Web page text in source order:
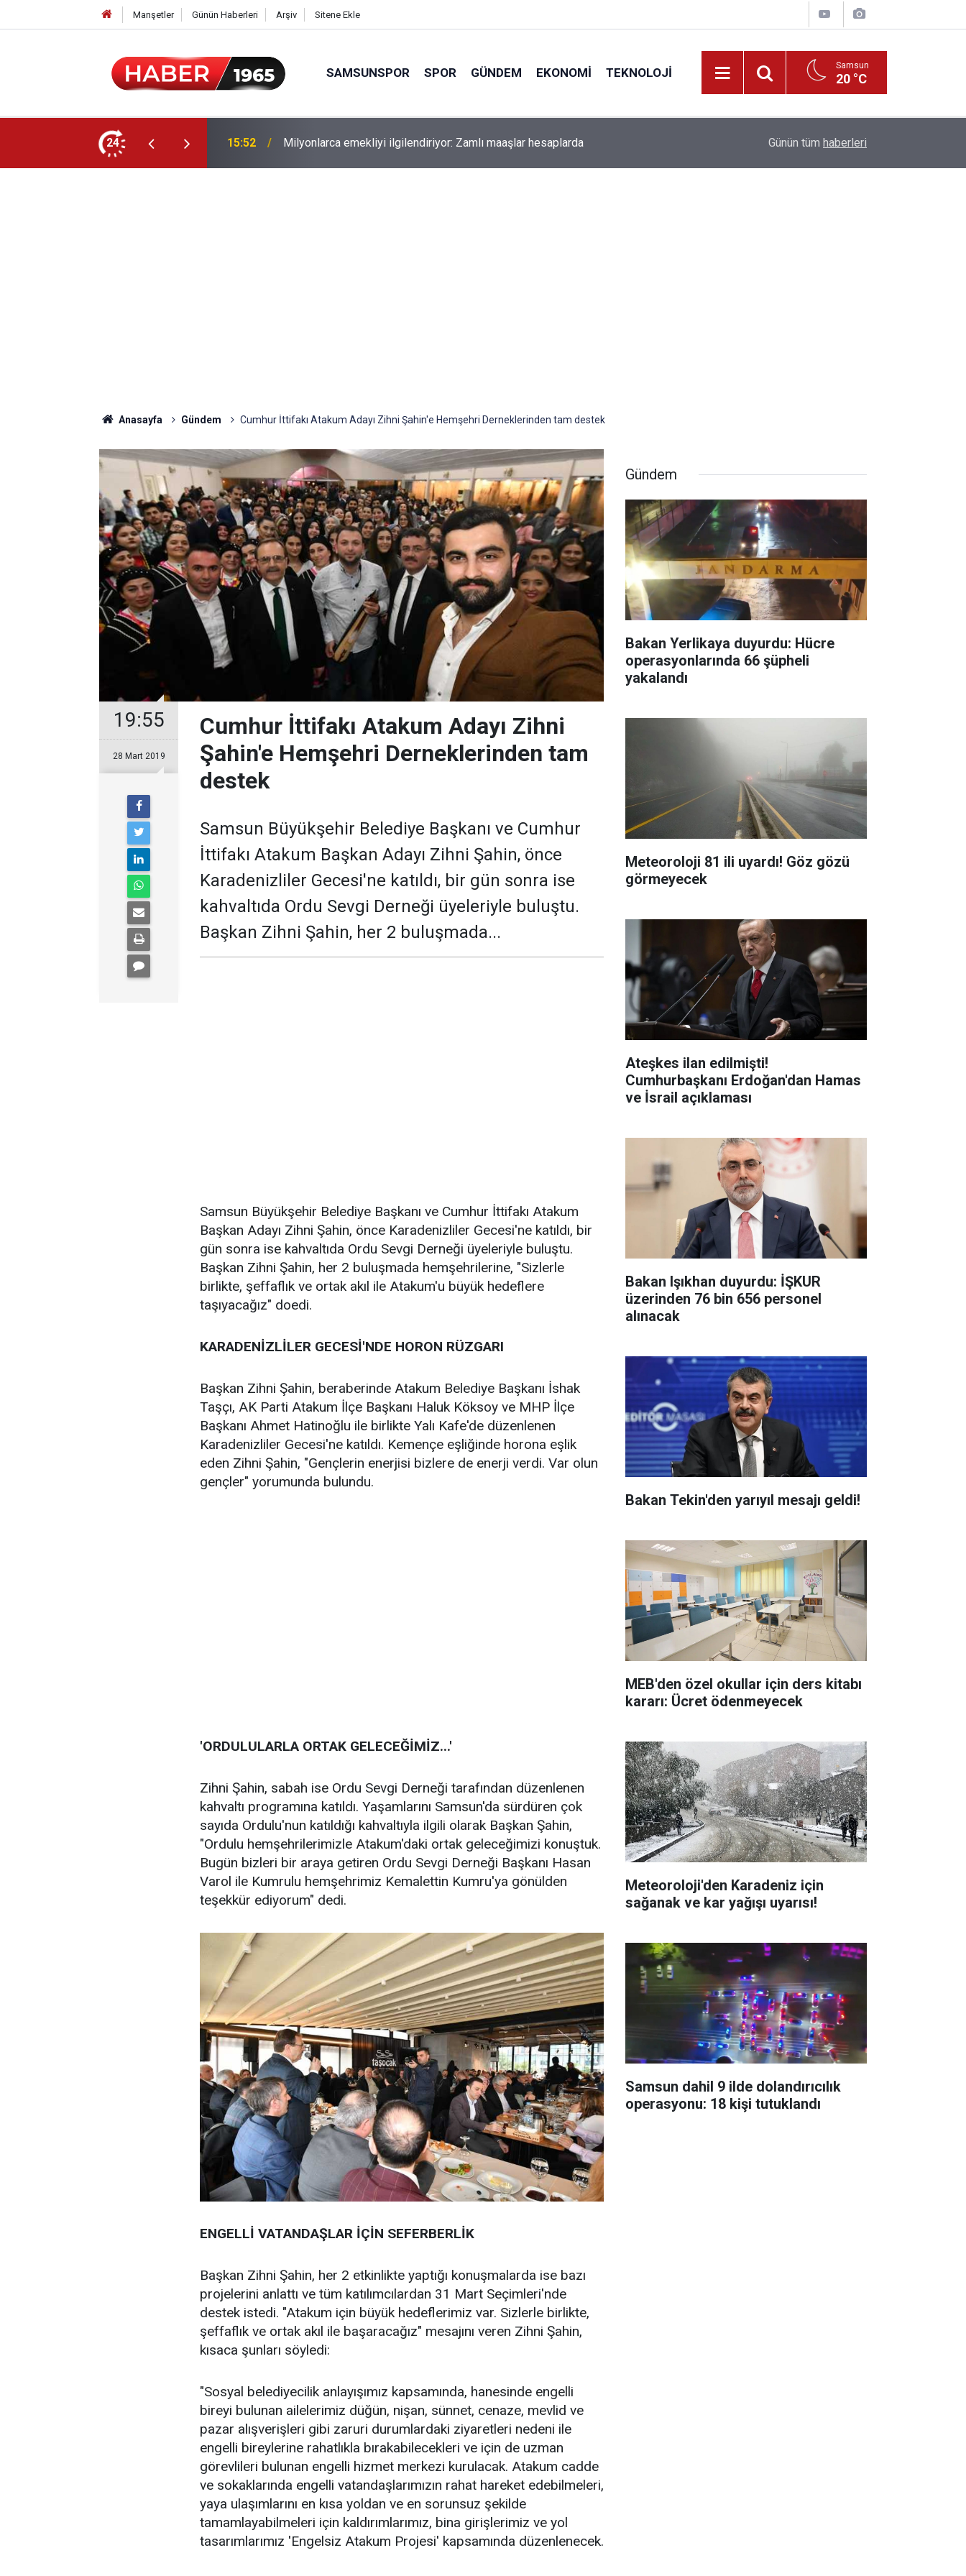
Manşetler Günün Haberleri Arşiv Sitene Ekle
SAMSUNSPOR SPOR GÜNDEM EKONOMI TEKNOLOJI Samsun
20 °C
24 15:52 Milyonlarca emekliyi ilgilendiriyor: Zamlı maaşlar hesaplarda Fahiş fiyatlar nedeniyle işletmelere 101 milyon
Günün tüm haberleri
Anasayfa Gündem Cumhur İttifakı Atakum Adayı Zihni Şahin'e Hemşehri Derneklerinden tam destek
19:55
28 Mart 2019
Cumhur İttifakı Atakum Adayı Zihni
Şahin'e Hemşehri Derneklerinden tam
destek
Samsun Büyükşehir Belediye Başkanı ve Cumhur
İttifakı Atakum Başkan Adayı Zihni Şahin, önce
Karadenizliler Gecesi'ne katıldı, bir gün sonra ise
kahvaltıda Ordu Sevgi Derneği üyeleriyle buluştu.
Başkan Zihni Şahin, her 2 buluşmada...
Samsun Büyükşehir Belediye Başkanı ve Cumhur İttifakı Atakum
Başkan Adayı Zihni Şahin, önce Karadenizliler Gecesi'ne katıldı, bir
gün sonra ise kahvaltıda Ordu Sevgi Derneği üyeleriyle buluştu.
Başkan Zihni Şahin, her 2 buluşmada hemşehrilerine, "Sizlerle
birlikte, şeffaflık ve ortak akıl ile Atakum'u büyük hedeflere
taşıyacağız" doedi.
KARADENİZLİLER GECESİ'NDE HORON RÜZGARI
Başkan Zihni Şahin, beraberinde Atakum Belediye Başkanı İshak
Taşçı, AK Parti Atakum İlçe Başkanı Haluk Köksoy ve MHP İlçe
Başkanı Ahmet Hatinoğlu ile birlikte Yalı Kafe'de düzenlenen
Karadenizliler Gecesi'ne katıldı. Kemençe eşliğinde horona eşlik
eden Zihni Şahin, "Gençlerin enerjisi bizlere de enerji verdi. Var olun
gençler" yorumunda bulundu.
'ORDULULARLA ORTAK GELECEĞİMİZ...'
Zihni Şahin, sabah ise Ordu Sevgi Derneği tarafından düzenlenen
kahvaltı programına katıldı. Yaşamlarını Samsun'da sürdüren çok
sayıda Ordulu'nun katıldığı kahvaltıyla ilgili olarak Başkan Şahin,
"Ordulu hemşehrilerimizle Atakum'daki ortak geleceğimizi konuştuk.
Bugün bizleri bir araya getiren Ordu Sevgi Derneği Başkanı Hasan
Varol ile Kumrulu hemşehrimiz Kemalettin Kumru'ya gönülden
teşekkür ediyorum" dedi.
ENGELLİ VATANDAŞLAR İÇİN SEFERBERLİK
Başkan Zihni Şahin, her 2 etkinlikte yaptığı konuşmalarda ise bazı
projelerini anlattı ve tüm katılımcılardan 31 Mart Seçimleri'nde
destek istedi. "Atakum için büyük hedeflerimiz var. Sizlerle birlikte,
şeffaflık ve ortak akıl ile başaracağız" mesajını veren Zihni Şahin,
kısaca şunları söyledi:
"Sosyal belediyecilik anlayışımız kapsamında, hanesinde engelli
bireyi bulunan ailelerimiz düğün, nişan, sünnet, cenaze, mevlid ve
pazar alışverişleri gibi zaruri durumlardaki ziyaretleri nedeni ile
engelli bireylerine rahatlıkla bırakabilecekleri ve için de uzman
görevlileri bulunan engelli hizmet merkezi kurulacak. Atakum cadde
ve sokaklarında engelli vatandaşlarımızın rahat hareket edebilmeleri,
yaya ulaşımlarını en kısa yoldan ve en sorunsuz şekilde
tamamlayabilmeleri için kaldırımlarımız, bina girişlerimiz ve yol
tasarımlarımız 'Engelsiz Atakum Projesi' kapsamında düzenlenecek.
Gündem
Bakan Yerlikaya duyurdu: Hücre
operasyonlarında 66 şüpheli
yakalandı
Meteoroloji 81 ili uyardı! Göz gözü
görmeyecek
Ateşkes ilan edilmişti!
Cumhurbaşkanı Erdoğan'dan Hamas
ve İsrail açıklaması
Bakan Işıkhan duyurdu: İŞKUR
üzerinden 76 bin 656 personel
alınacak
Bakan Tekin'den yarıyıl mesajı geldi!
MEB'den özel okullar için ders kitabı
kararı: Ücret ödenmeyecek
Meteoroloji'den Karadeniz için
sağanak ve kar yağışı uyarısı!
Samsun dahil 9 ilde dolandırıcılık
operasyonu: 18 kişi tutuklandı